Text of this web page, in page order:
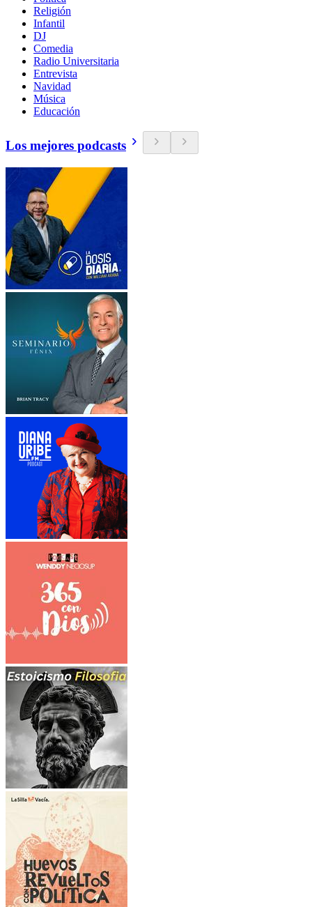
Religión
Infantil
DJ
Comedia
Radio Universitaria
Entrevista
Navidad
Música
Educación
Los mejores podcasts